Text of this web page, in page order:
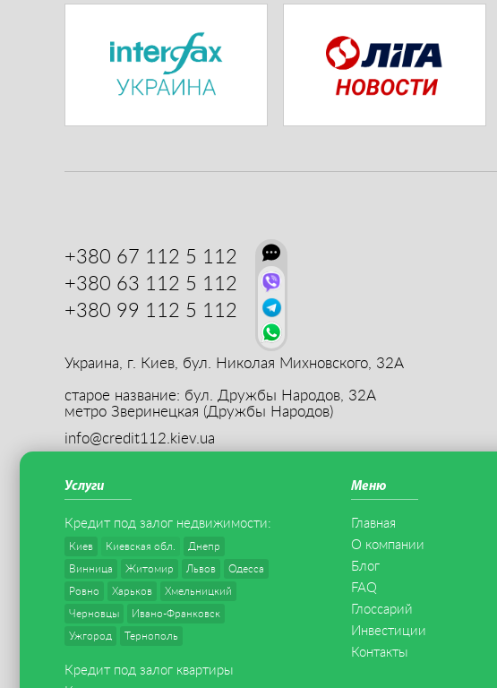
+380 67 112 5 112
+380 63 112 5 112
+380 99 112 5 112
Украина, г. Киев, бул. Николая Михновского, 32А
старое название: бул. Дружбы Народов, 32А
метро Зверинецкая (Дружбы Народов)
info@credit112.kiev.ua
Услуги
Кредит под залог недвижимости:
Киев Киевская обл. Днепр
Винница Житомир Львов Одесса
Ровно Харьков Хмельницкий
Черновцы Ивано-Франковск
Ужгород Тернополь
Кредит под залог квартиры
Меню
Главная
О компании
Блог
FAQ
Глоссарий
Инвестиции
Контакты